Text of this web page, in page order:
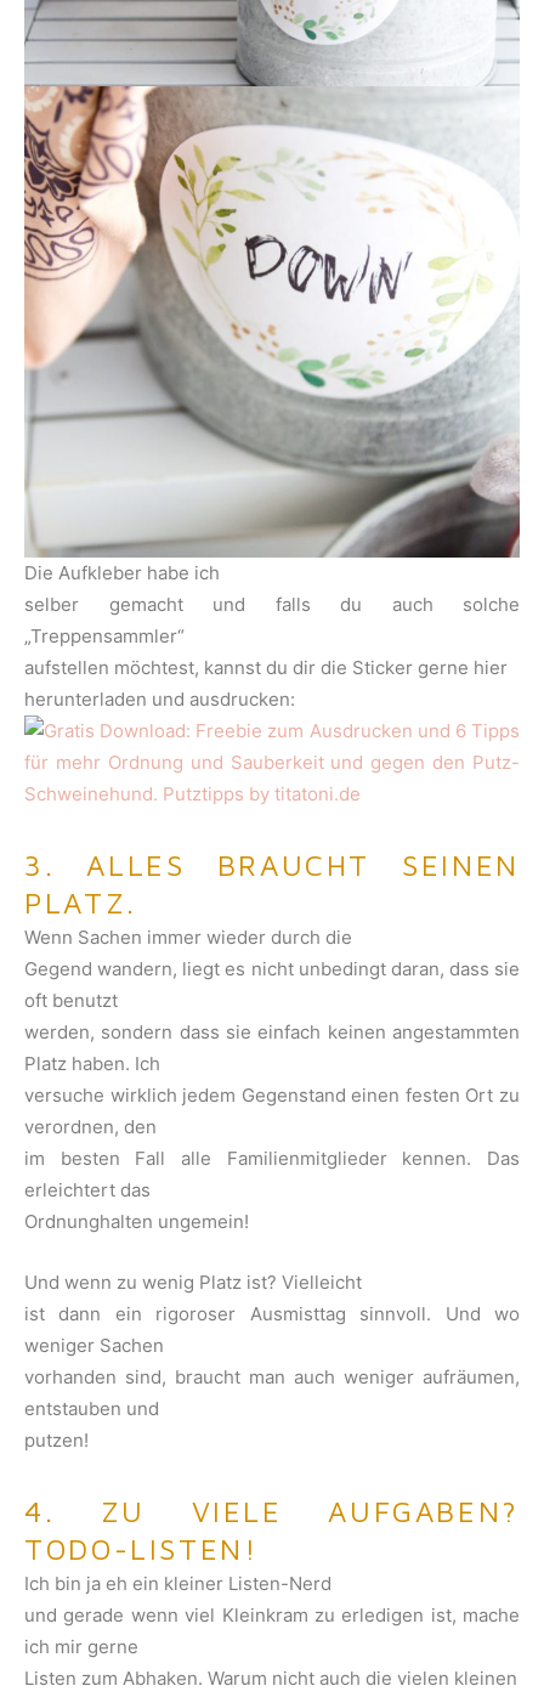
Die Aufkleber habe ich
selber gemacht und falls du auch solche
„Treppensammler“
aufstellen möchtest, kannst du dir die Sticker gerne hier
herunterladen und ausdrucken:
3. ALLES BRAUCHT SEINEN
PLATZ.
Wenn Sachen immer wieder durch die
Gegend wandern, liegt es nicht unbedingt daran, dass sie
oft benutzt
werden, sondern dass sie einfach keinen angestammten
Platz haben. Ich
versuche wirklich jedem Gegenstand einen festen Ort zu
verordnen, den
im besten Fall alle Familienmitglieder kennen. Das
erleichtert das
Ordnunghalten ungemein!
Und wenn zu wenig Platz ist? Vielleicht
ist dann ein rigoroser Ausmisttag sinnvoll. Und wo
weniger Sachen
vorhanden sind, braucht man auch weniger aufräumen,
entstauben und
putzen!
4. ZU VIELE AUFGABEN?
TODO-LISTEN!
Ich bin ja eh ein kleiner Listen-Nerd
und gerade wenn viel Kleinkram zu erledigen ist, mache
ich mir gerne
Listen zum Abhaken. Warum nicht auch die vielen kleinen